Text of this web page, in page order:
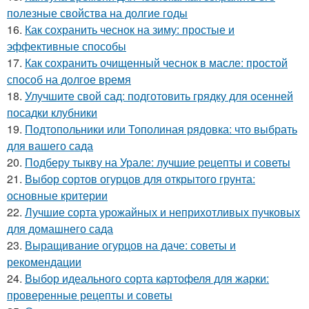
полезные свойства на долгие годы
16. Как сохранить чеснок на зиму: простые и
эффективные способы
17. Как сохранить очищенный чеснок в масле: простой
способ на долгое время
18. Улучшите свой сад: подготовить грядку для осенней
посадки клубники
19. Подтопольники или Тополиная рядовка: что выбрать
для вашего сада
20. Подберу тыкву на Урале: лучшие рецепты и советы
21. Выбор сортов огурцов для открытого грунта:
основные критерии
22. Лучшие сорта урожайных и неприхотливых пучковых
для домашнего сада
23. Выращивание огурцов на даче: советы и
рекомендации
24. Выбор идеального сорта картофеля для жарки:
проверенные рецепты и советы